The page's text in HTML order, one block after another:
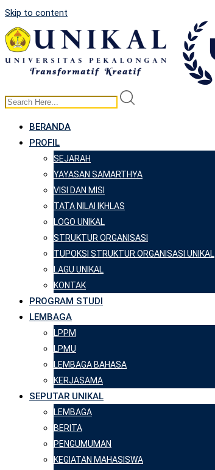
Skip to content
BERANDA
PROFIL
SEJARAH
YAYASAN SAMARTHYA
VISI DAN MISI
TATA NILAI IKHLAS
LOGO UNIKAL
STRUKTUR ORGANISASI
TUPOKSI STRUKTUR ORGANISASI UNIKAL
LAGU UNIKAL
KONTAK
PROGRAM STUDI
LEMBAGA
LPPM
LPMU
LEMBAGA BAHASA
KERJASAMA
SEPUTAR UNIKAL
LEMBAGA
BERITA
PENGUMUMAN
KEGIATAN MAHASISWA